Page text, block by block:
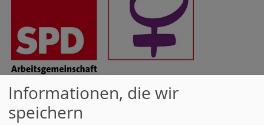
JETZT MITGLIED WERDEN!
Informationen, die wir
speichern